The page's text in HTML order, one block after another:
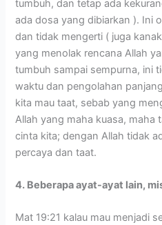
tumbuh, dan tetap ada
ada dosa yang dibiarkan ). Ini
dan tidak mengerti ( juga
yang menolak rencana Allah
tumbuh sampai sempurna, ini
waktu dan pengolahan
kita mau taat, sebab yang
Allah yang maha kuasa, maha
cinta kita; dengan Allah tidak
percaya dan taat.
4. Beberapaayat-ayat lain,
Mat 19:21 kalau mau menjadi